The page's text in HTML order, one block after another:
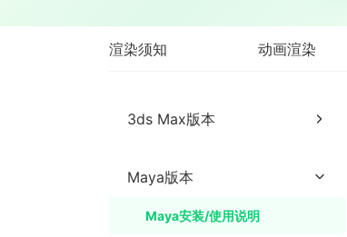
渲染须知 动画渲染
3ds Max版本
Maya版本
Maya安装/使用说明